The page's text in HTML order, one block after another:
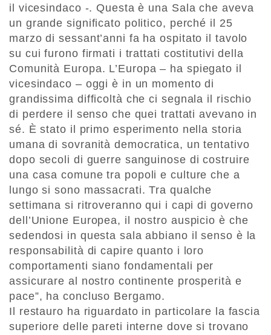
il vicesindaco -. Questa è una Sala che aveva
un grande significato politico, perché il 25
marzo di sessant’anni fa ha ospitato il tavolo
su cui furono firmati i trattati costitutivi della
Comunità Europa. L’Europa – ha spiegato il
vicesindaco – oggi è in un momento di
grandissima difficoltà che ci segnala il rischio
di perdere il senso che quei trattati avevano in
sé. È stato il primo esperimento nella storia
umana di sovranità democratica, un tentativo
dopo secoli di guerre sanguinose di costruire
una casa comune tra popoli e culture che a
lungo si sono massacrati. Tra qualche
settimana si ritroveranno qui i capi di governo
dell’Unione Europea, il nostro auspicio è che
sedendosi in questa sala abbiano il senso è la
responsabilità di capire quanto i loro
comportamenti siano fondamentali per
assicurare al nostro continente prosperità e
pace”, ha concluso Bergamo.
Il restauro ha riguardato in particolare la fascia
superiore delle pareti interne dove si trovano